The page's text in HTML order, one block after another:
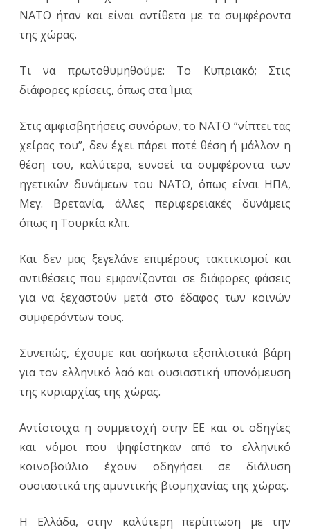
ΝΑΤΟ ήταν και είναι αντίθετα με τα συμφέροντα
της χώρας.
Τι να πρωτοθυμηθούμε: Το Κυπριακό; Στις
διάφορες κρίσεις, όπως στα Ίμια;
Στις αμφισβητήσεις συνόρων, το ΝΑΤΟ “νίπτει τας
χείρας του”, δεν έχει πάρει ποτέ θέση ή μάλλον η
θέση του, καλύτερα, ευνοεί τα συμφέροντα των
ηγετικών δυνάμεων του ΝΑΤΟ, όπως είναι ΗΠΑ,
Μεγ. Βρετανία, άλλες περιφερειακές δυνάμεις
όπως η Τουρκία κλπ.
Και δεν μας ξεγελάνε επιμέρους τακτικισμοί και
αντιθέσεις που εμφανίζονται σε διάφορες φάσεις
για να ξεχαστούν μετά στο έδαφος των κοινών
συμφερόντων τους.
Συνεπώς, έχουμε και ασήκωτα εξοπλιστικά βάρη
για τον ελληνικό λαό και ουσιαστική υπονόμευση
της κυριαρχίας της χώρας.
Αντίστοιχα η συμμετοχή στην ΕΕ και οι οδηγίες
και νόμοι που ψηφίστηκαν από το ελληνικό
κοινοβούλιο έχουν οδηγήσει σε διάλυση
ουσιαστικά της αμυντικής βιομηχανίας της χώρας.
Η Ελλάδα, στην καλύτερη περίπτωση με την